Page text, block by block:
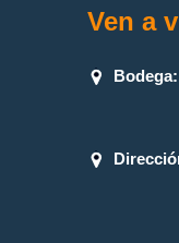
Ven a
Bodega: